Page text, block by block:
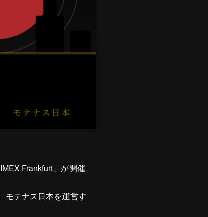
Frankfurt」が開催
モテナス日本を運営す